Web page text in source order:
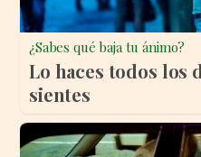
¿Sabes qué baja tu ánimo?
Lo haces todos los
sientes